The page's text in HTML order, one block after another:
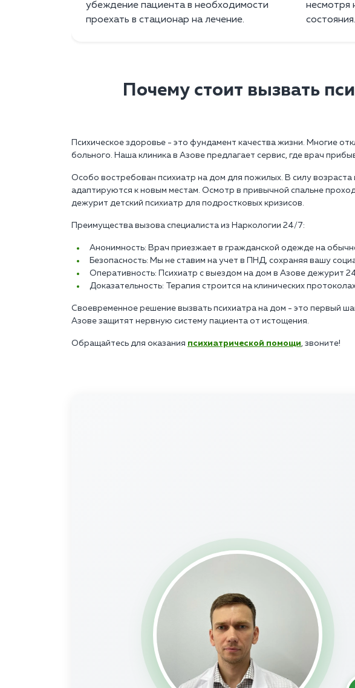
убеждение пациента в необходимости
проехать в стационар на лечение.
несмотря
состояния.
Почему стоит вызвать
Психическое здоровье - это фундамент качества жизни. Многие
больного. Наша клиника в Азове предлагает сервис, где врач
Особо востребован психиатр на дом для пожилых. В силу возраста
адаптируются к новым местам. Осмотр в привычной спальне
дежурит детский психиатр для подростковых кризисов.
Преимущества вызова специалиста из Наркологии 24/7:
Анонимность: Врач приезжает в гражданской одежде на
Безопасность: Мы не ставим на учет в ПНД, сохраняя вашу
Оперативность: Психиатр с выездом на дом в Азове дежурит
Доказательность: Терапия строится на клинических
Своевременное решение вызвать психиатра на дом - это первый
Азове защитят нервную систему пациента от истощения.
Обращайтесь для оказания психиатрической помощи, звоните!